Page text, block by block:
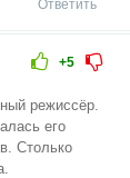
Ответить
+5
режиссёр.
его
Столько